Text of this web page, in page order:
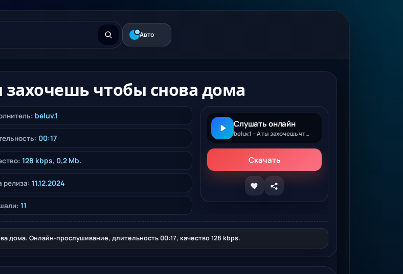
Авто
захочешь чтобы снова дома
beluv.1
00:17
128 kbps, 0,2 Mb.
релиза: 11.12.2024
11
Слушать онлайн
beluv.1 – А ты захочешь чтобы снова дома
Скачать
дома. Онлайн-прослушивание, длительность 00:17, качество 128 kbps.